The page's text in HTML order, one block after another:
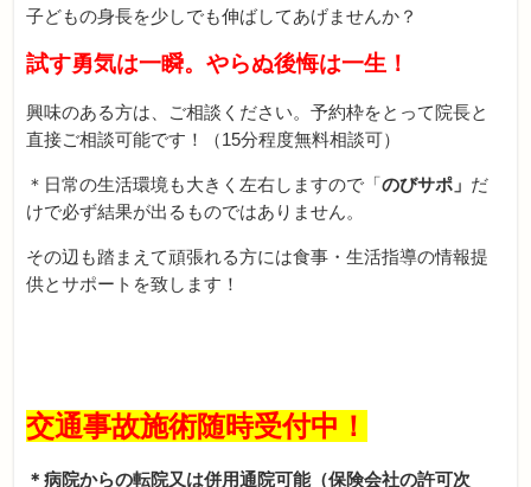
子どもの身長を少しでも伸ばしてあげませんか？
試す勇気は一瞬。やらぬ後悔は一生！
興味のある方は、ご相談ください。予約枠をとって院長と
直接ご相談可能です！（15分程度無料相談可）
＊日常の生活環境も大きく左右しますので「のびサポ」 だ
けで必ず結果が出るものではありません。
その辺も踏まえて頑張れる方には食事・生活指導の情報提
供とサポートを致します！
交通事故施術随時受付中！
＊病院からの転院又は併用通院可能（保険会社の許可次